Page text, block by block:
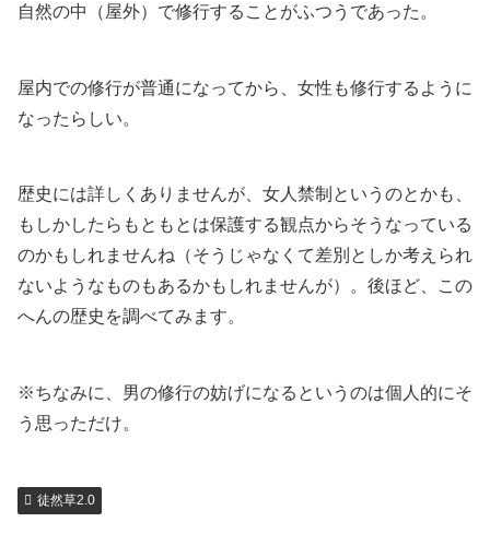
自然の中（屋外）で修行することがふつうであった。
屋内での修行が普通になってから、女性も修行するように
なったらしい。
歴史には詳しくありませんが、女人禁制というのとかも、
もしかしたらもともとは保護する観点からそうなっている
のかもしれませんね（そうじゃなくて差別としか考えられ
ないようなものもあるかもしれませんが）。後ほど、この
へんの歴史を調べてみます。
※ちなみに、男の修行の妨げになるというのは個人的にそ
う思っただけ。
徒然草2.0